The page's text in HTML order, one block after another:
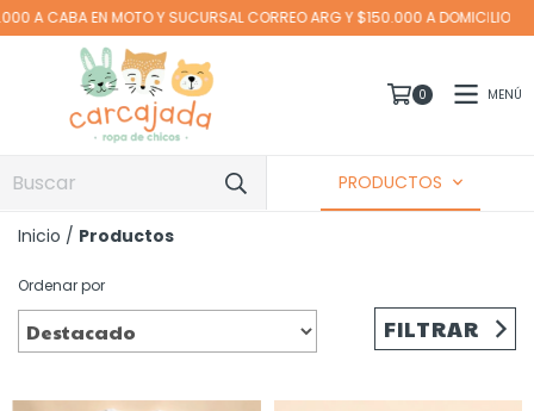
A DOMICILIO
0 MENÚ
PRODUCTOS
Inicio / Productos
Ordenar por
FILTRAR